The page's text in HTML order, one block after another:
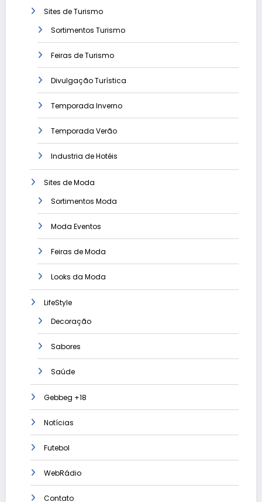
Sites de Turismo
Sortimentos Turismo
Feiras de Turismo
Divulgação Turística
Temporada Inverno
Temporada Verão
Industria de Hotéis
Sites de Moda
Sortimentos Moda
Moda Eventos
Feiras de Moda
Looks da Moda
LifeStyle
Decoração
Sabores
Saúde
Gebbeg +18
Notícias
Futebol
WebRádio
Contato